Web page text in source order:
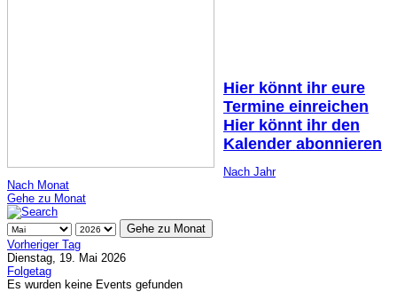
Hier könnt ihr eure
Termine einreichen
Hier könnt ihr den
Kalender abonnieren
Nach Jahr
Nach Monat
Gehe zu Monat
Gehe zu Monat
Vorheriger Tag
Dienstag, 19. Mai 2026
Folgetag
Es wurden keine Events gefunden